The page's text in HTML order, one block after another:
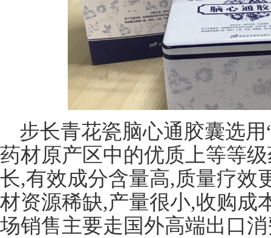
步长青花瓷脑心通胶囊选
药材原产区中的优质上等等
长,有效成分含量高,质量疗效
材资源稀缺,产量很小,收购成
场销售主要走国外高端出口